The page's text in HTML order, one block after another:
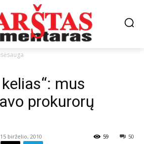
mus
prokurorų
15 birželio, 2010 50
59